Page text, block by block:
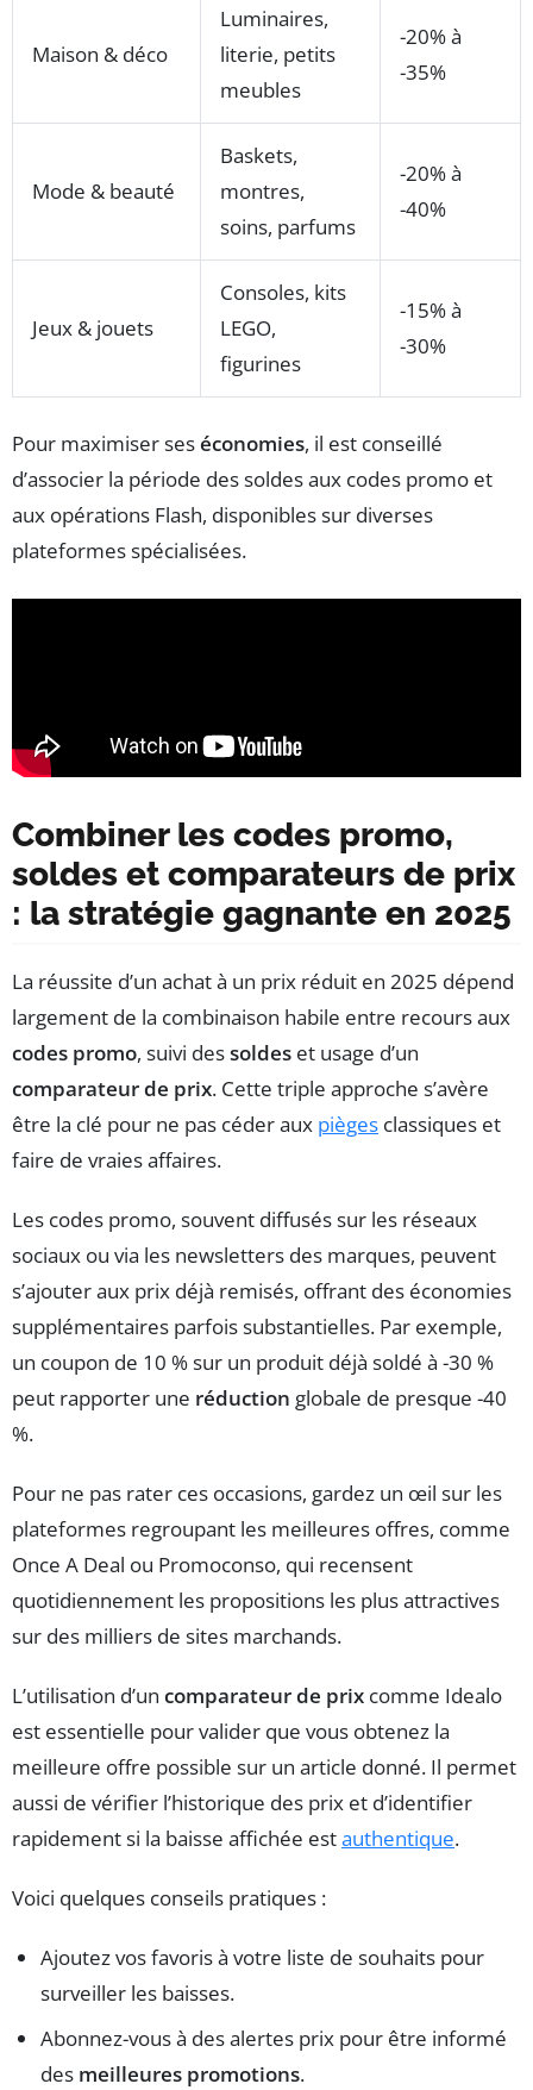
Maison & déco
Luminaires,
literie, petits
meubles
-20% à
-35%
Mode & beauté
Baskets,
montres,
soins, parfums
-20% à
-40%
Jeux & jouets
Consoles, kits
LEGO,
figurines
-15% à
-30%
Pour maximiser seséconomies, il est conseillé
d’associer la période des soldes aux codes promo et
aux opérations Flash, disponibles sur diverses
plateformes spécialisées.
Combiner les codes promo,
soldes et comparateurs de prix
: la stratégie gagnante en 2025
La réussite d’un achat à un prix réduit en 2025 dépend
largement de la combinaison habile entre recours aux
codes promo, suivi dessoldes et usage d’un
comparateur de prix. Cette triple approche s’avère
être la clé pour ne pas céder aux pièges classiques et
faire de vraies affaires.
Les codes promo, souvent diffusés sur les réseaux
sociaux ou via les newsletters des marques, peuvent
s’ajouter aux prix déjà remisés, offrant des économies
supplémentaires parfois substantielles. Par exemple,
un coupon de 10 % sur un produit déjà soldé à -30 %
peut rapporter une réduction globale de presque -40
%.
Pour ne pas rater ces occasions, gardez un œil sur les
plateformes regroupant les meilleures offres, comme
Once A Deal ou Promoconso, qui recensent
quotidiennement les propositions les plus attractives
sur des milliers de sites marchands.
L’utilisation d’un comparateur de prix comme Idealo
est essentielle pour valider que vous obtenez la
meilleure offre possible sur un article donné. Il permet
aussi de vérifier l’historique des prix et d’identifier
rapidement si la baisse affichée estauthentique.
Voici quelques conseils pratiques :
Ajoutez vos favoris à votre liste de souhaits pour
surveiller les baisses.
Abonnez-vous à des alertes prix pour être informé
des meilleures promotions.